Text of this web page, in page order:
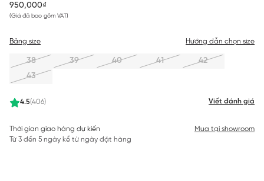
950,000₫
(Giá đã bao gồm VAT)
4.5(406) Viết đánh giá
Bảng size Hướng dẫn chọn size
38 39 40 41
42
43
Thời gian giao hàng dự kiến
Từ 3 đến 5 ngày kể từ ngày đặt hàng
Mua tại showroom